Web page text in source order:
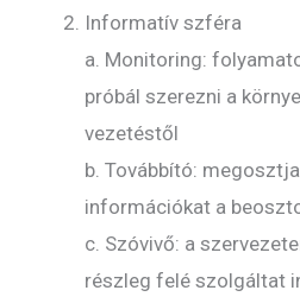
Informatív szféra
a. Monitoring:
próbál szerezni a
vezetéstől
b. Továbbító:
információkat a
c. Szóvivő: a
részleg felé szolgáltat